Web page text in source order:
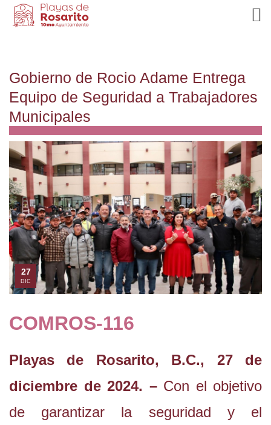
Gobierno de Rocio Adame Entrega
Equipo de Seguridad a Trabajadores
Municipales
27
DIC
COMROS-116
Playas de Rosarito, B.C., 27 de
diciembre de 2024. – Con el objetivo
de garantizar la seguridad y el